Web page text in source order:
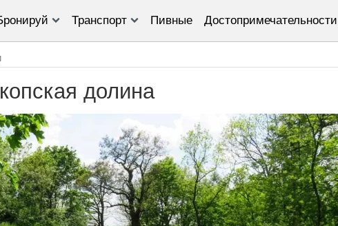
Транспорт Пивные Достопримечательности
долина